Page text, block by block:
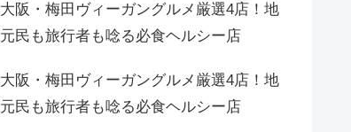
大阪・梅田ヴィーガングルメ厳選4店！地
元民も旅行者も唸る必食ヘルシー店
大阪・梅田ヴィーガングルメ厳選4店！地
元民も旅行者も唸る必食ヘルシー店